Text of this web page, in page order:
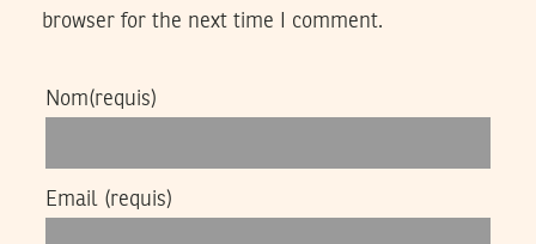
browser for the next time I comment.
Nom(requis)
Email (requis)